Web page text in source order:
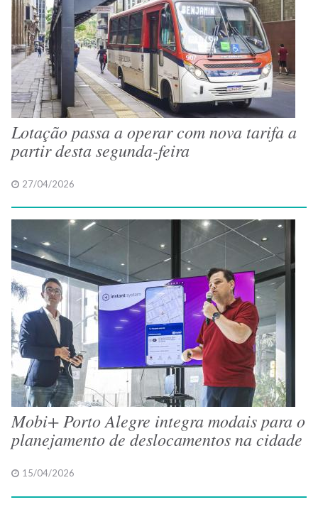
Lotação passa a operar com nova tarifa a
partir desta segunda-feira
27/04/2026
Mobi+ Porto Alegre integra modais para o
planejamento de deslocamentos na cidade
15/04/2026